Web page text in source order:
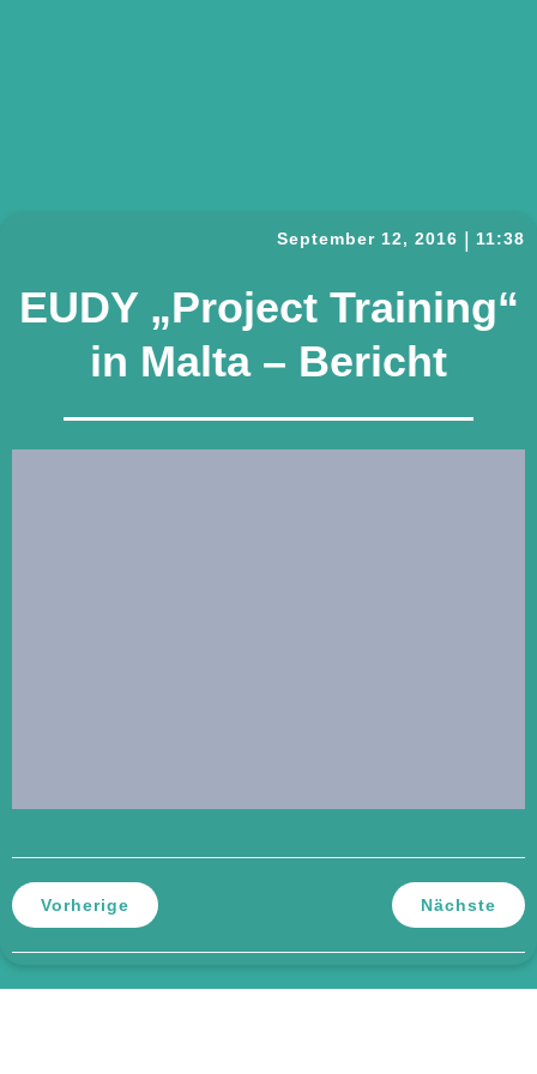
September 12, 2016 | 11:38
EUDY „Project Training“
in Malta – Bericht
Vorherige Nächste